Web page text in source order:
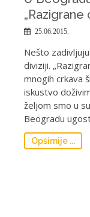
„Razigrane
25.06.2015.
Nešto
diviziji.
mnogih crkava
iskustvo
željom smo u
Beogradu
Opširnije ...